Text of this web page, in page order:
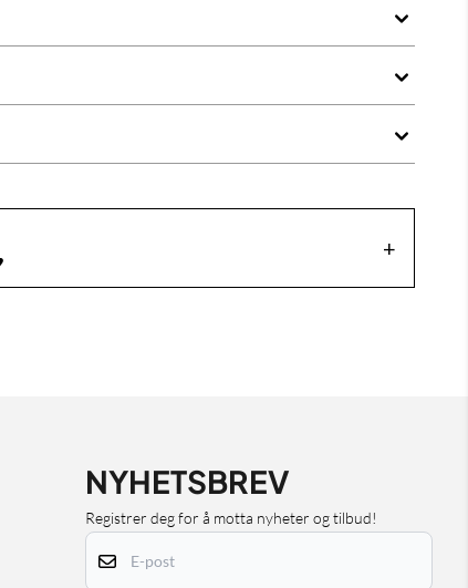
NYHETSBREV
Registrer deg for å motta nyheter og tilbud!
E-post